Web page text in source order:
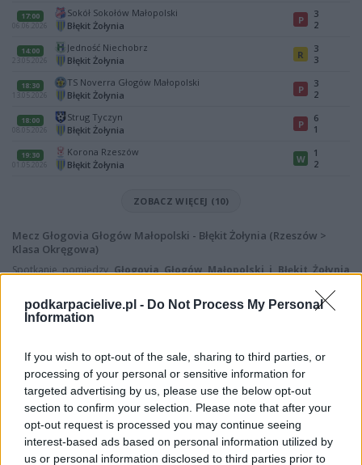
podkarpacielive.pl - Do Not Process My Personal
Information
If you wish to opt-out of the sale, sharing to third parties, or
processing of your personal or sensitive information for
targeted advertising by us, please use the below opt-out
section to confirm your selection. Please note that after your
opt-out request is processed you may continue seeing
interest-based ads based on personal information utilized by
us or personal information disclosed to third parties prior to
17:00
06.06.2026
Sokół Sokołów Małopolski
Błękit Żołynia
P
3
2
14:00
23.05.2026
Jedność Niechobrz
Błękit Żołynia
R
3
3
18:30
13.05.2026
TS Noverra Głogów Małopolski
Błękit Żołynia
P
3
2
18:00
08.05.2026
Strug Tyczyn
Błękit Żołynia
P
6
1
19:30
01.05.2026
Korona Rzeszów
Błękit Żołynia
W
1
2
ZOBACZ WIĘCEJ (10)
Mecz Głogovia Głogów Małopolski - Błękit Żołynia (Rzeszów >
Klasa Okręgowa)
Spotkanie pomiędzyGłogovia Głogów Małopolski i Błękit Żołynia
Rzeszów > Klasa Okręgowa).
Na stroniePodkarpacieLive.pl
spotkania . To kompletne źródło danych dla kibiców i pasjonatów
lokalnej piłki nożnej. Jeżeli aktualnie nie widzisz tutaj danych z pewnością
pracujemy nad tym żeby je uzupełnić.
Wynik meczu Głogovia Głogów Małopolski vs Błękit Żołynia
Po zakończeniu spotkania automatycznie publikujemyoficjalny wynik
spotkania, a także dane meczowe, jeśli są dostępne.